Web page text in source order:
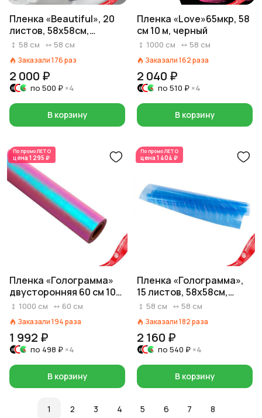
Пленка «Beautiful», 20
листов, 58х58см,
черный
58 см 58 см
Заказали176раз
2 000 ₽
по 500 ₽ ×4
В корзину
Пленка «Love»65мкр, 58
см 10 м, черный
1000 см 58 см
Заказали162раза
2 040 ₽
по 510 ₽ ×4
В корзину
По промоЛЕТО
цена 1 295 ₽
Пленка «Голограмма»
двусторонняя 60 см 10
м, бордовый
1000 см 60 см
Заказали194раза
1 992 ₽
по 498 ₽ ×4
В корзину
По промоЛЕТО
цена 1 404 ₽
Пленка «Голограмма»,
15 листов, 58х58см,
голубой
58 см 58 см
Заказали182раза
2 160 ₽
по 540 ₽ ×4
В корзину
1 2 3 4 5 6 7 8